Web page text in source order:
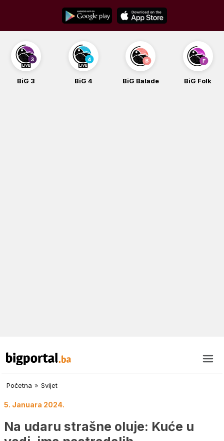
content
BiG 3 BiG 4 BiG Balade BiG Folk
Početna » Svijet
5. Januara 2024.
Na udaru strašne oluje: Kuće u